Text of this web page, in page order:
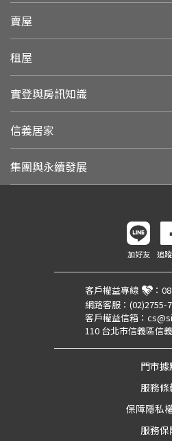
賣屋
租屋
實登與房訊知識
信義居家
集團與永續發展
加好友 追
客戶權益專線 ：
網路客服： (02)2755-
客戶權益信箱：
110 台北市信義區信
門市據
服務條
保障隱私
服務保